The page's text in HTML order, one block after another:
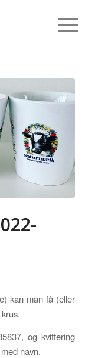
kan man få (eller
og kvittering
navn.